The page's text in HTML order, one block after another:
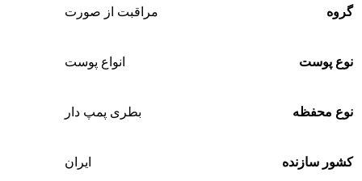
گروه مراقبت از صورت
نوع پوست انواع پوست
نوع محفظه بطری پمپ دار
کشور سازنده ایران